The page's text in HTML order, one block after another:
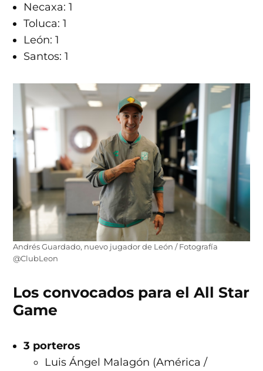
Necaxa: 1
Toluca: 1
León: 1
Santos: 1
Andrés Guardado, nuevo jugador de León / Fotografía
@ClubLeon
Los convocados para el All Star
Game
3 porteros
Luis Ángel Malagón (América /